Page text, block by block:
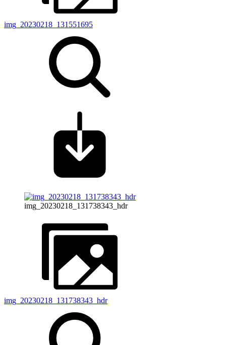
img_20230218_131551695
img_20230218_131738343_hdr
img_20230218_131738343_hdr